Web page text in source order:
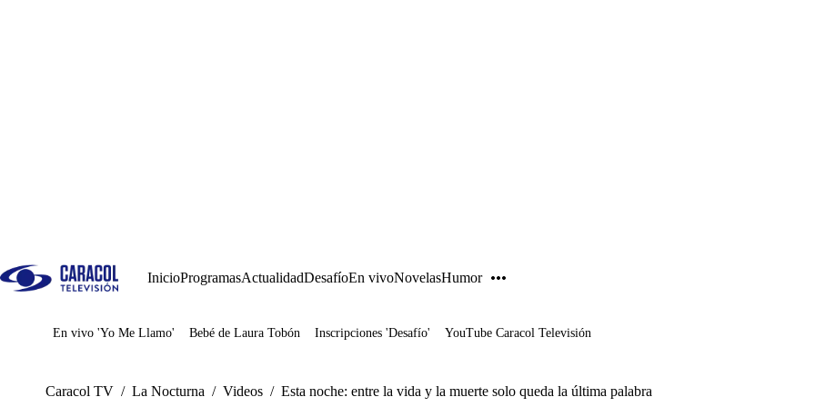
InicioProgramasActualidadDesafíoEn vivoNovelasHumor
Juegos
En vivo 'Yo Me Llamo' Bebé de Laura Tobón Inscripciones 'Desafío' YouTube Caracol Televisión
Caracol TV / La Nocturna / Videos / Esta noche: entre la vida y la muerte solo queda la última palabra